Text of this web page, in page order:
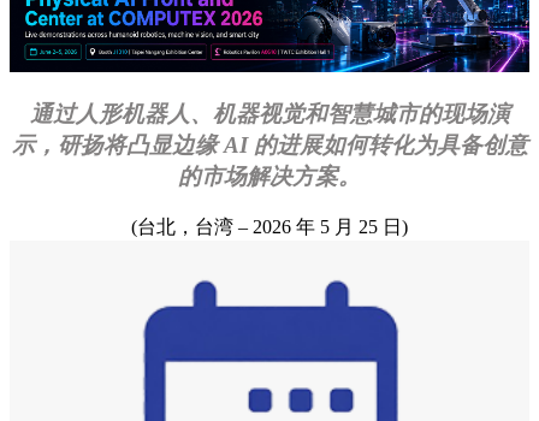
通过人形机器人、机器视觉和智慧城市的现场演
示，研扬将凸显边缘 AI 的进展如何转化为具备创意
的市场解决方案。
(台北，台湾 – 2026 年 5 月 25 日)